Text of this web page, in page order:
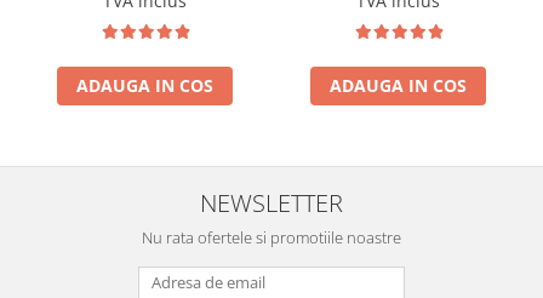
Waze, Touchscreen, 9 inch
ADAUGA IN COS
Waze, Touchscreen, 7 inch
ADAUGA IN COS
NEWSLETTER
Nu rata ofertele si promotiile noastre